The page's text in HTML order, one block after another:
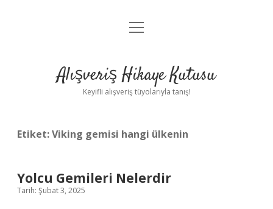
Anasayfa
Yasal Uyarı
menüyü
Alışveriş Hikaye Kutusu
Keyifli alışveriş tüyolarıyla tanış!
Etiket:Viking gemisi hangi ülkenin
Yolcu Gemileri Nelerdir
Tarih: Şubat 3, 2025